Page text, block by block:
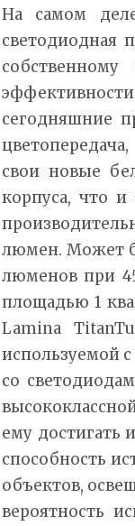
На самом
светодиодная
сегодняшние
свои новые
корпуса, что и
люмен. Может
люменов при
площадью 1
Lamina
используемой
со
ему достигать
способность
объектов,
вероятность